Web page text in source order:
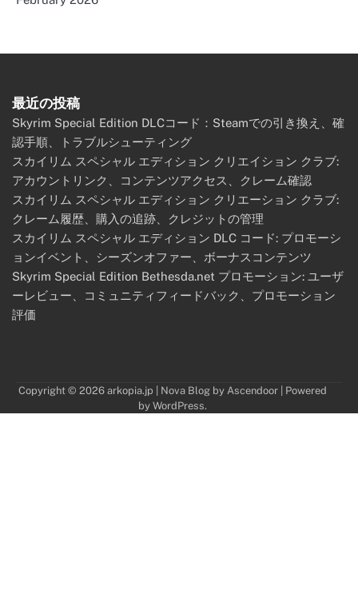
最近の投稿
Skyrim Special Edition DLCコード：Steamでの引き換え、確
認手順、トラブルシューティング
スカイリム スペシャル エディション クリエイション クラブ:
アカウントリンク、コンテンツアクセス、クレーム確認
スカイリム スペシャル エディション クリエーション クラブ:
クレーム履歴、購入の追跡、クレジットの管理
スカイリム スペシャル エディション DLC コード: プロモーシ
ョンイベント、シーズンオファー、ボーナスコンテンツ
Skyrim Special Edition Bethesda.net プロモーション: ユーザ
ーレビュー、コミュニティフィードバック、プロモーション
評価
Copyright © 2026 arkopia.jp | Nova Blog by Ascendoor | Powered
by WordPress.